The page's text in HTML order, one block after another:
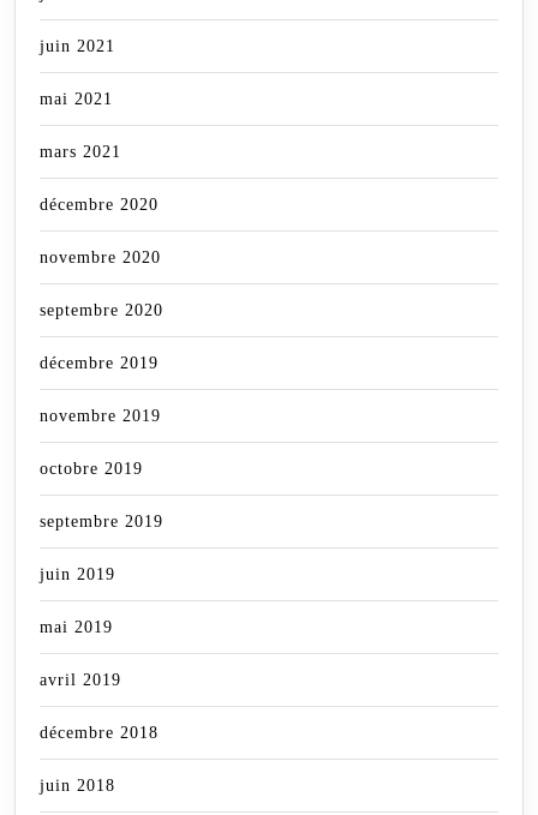
juin 2021
mai 2021
mars 2021
décembre 2020
novembre 2020
septembre 2020
décembre 2019
novembre 2019
octobre 2019
septembre 2019
juin 2019
mai 2019
avril 2019
décembre 2018
juin 2018